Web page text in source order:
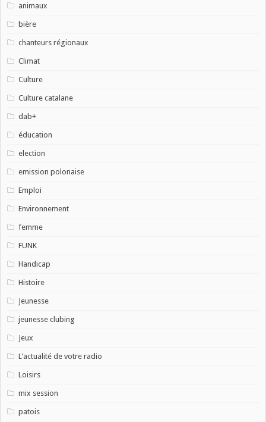
animaux
bière
chanteurs régionaux
Climat
Culture
Culture catalane
dab+
éducation
election
emission polonaise
Emploi
Environnement
femme
FUNK
Handicap
Histoire
Jeunesse
jeunesse clubing
Jeux
L'actualité de votre radio
Loisirs
mix session
patois